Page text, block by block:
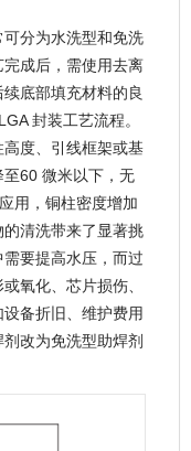
分为水洗型和免洗
成后，需使用去离
底部填充材料的良
封装工艺流程。
度、引线框架或基
60 微米以下，无
用，铜柱密度增加
的清洗带来了显著挑
要提高水压，而过
氧化、芯片损伤、
备折旧、维护费用
改为免洗型助焊剂